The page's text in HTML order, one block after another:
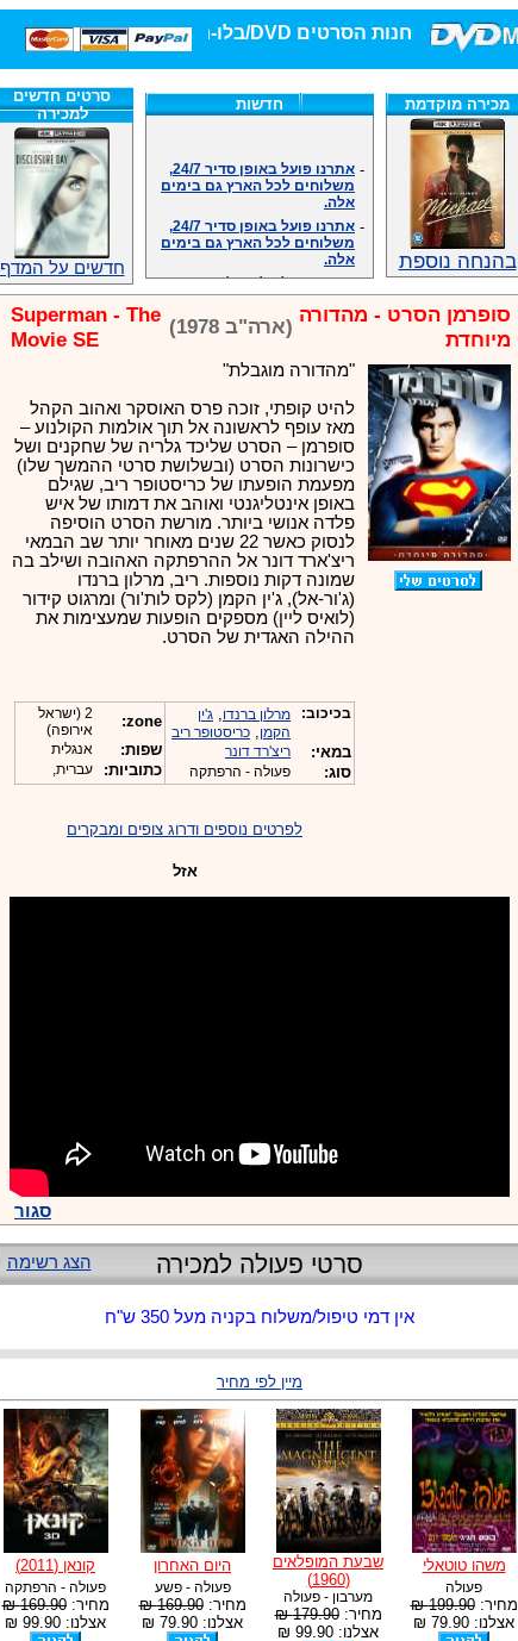
חנות הסרטים DVD/בלו-ריי/3D הגדולה ביותר!
מכירה מוקדמת
בהנחה נוספת
חדשות
משלוחים לכל הארץ גם בימים
אלה.
משלוחים לכל הארץ גם בימים
אלה.
אנחנו כאן לכול שאלה וזמינים
במענה הטלפוני שלנו.ובמייל
.האתר לרשותכם פעיל 24/7
-מענה טלפוני: 09-7652392
זמינים במייל ובטלפון. האתר
צוות דיוידי מאסטר ישיר.
אנחנו כאן לכול שאלה וזמינים
במענה הטלפוני שלנו.ובמייל
.האתר לרשותכם 24/7
מענה טלפוני: 09-7652392
צוות דיוידי מאסטר ישיר.
סרטים חדשים
למכירה
חדשים על המדף
סופרמן הסרט - מהדורה
מיוחדת
(ארה"ב 1978)
Superman - The
Movie SE
"מהדורה מוגבלת"
להיט קופתי, זוכה פרס האוסקר ואהוב הקהל
מאז עופף לראשונה אל תוך אולמות הקולנוע –
סופרמן – הסרט שליכד גלריה של שחקנים ושל
כישרונות הסרט (ובשלושת סרטי ההמשך שלו)
מפעמת הופעתו של כריסטופר ריב, שגילם
באופן אינטליגנטי ואוהב את דמותו של איש
פלדה אנושי ביותר. מורשת הסרט הוסיפה
לנסוק כאשר 22 שנים מאוחר יותר שב הבמאי
ריצ'ארד דונר אל ההרפתקה האהובה ושילב בה
שמונה דקות נוספות. ריב, מרלון ברנדו
(ג'ור-אל), ג'ין הקמן (לקס לות'ור) ומרגוט קידור
(לואיס ליין) מספקים הופעות שמעצימות את
ההילה האגדית של הסרט.
בכיכוב: מרלון ברנדו, ג'ין
הקמן, כריסטופר ריב
במאי: ריצ'רד דונר
סוג: פעולה - הרפתקה
zone:
2 (ישראל
אירופה)
שפות: אנגלית
כתוביות: עברית,
לפרטים נוספים ודרוג צופים ומבקרים
אזל
סגור
הצג רשימה סרטי פעולה למכירה
אין דמי טיפול/משלוח בקניה מעל 350 ש"ח
מיין לפי מחיר
משהו טוטאלי
פעולה
מחיר:199.90 ₪
אצלנו: 79.90 ₪
שבעת המופלאים
(1960)
מערבון - פעולה
מחיר:179.90 ₪
אצלנו: 99.90 ₪
היום האחרון
פעולה - פשע
מחיר:169.90 ₪
אצלנו: 79.90 ₪
קונאן (2011)
פעולה - הרפתקה
מחיר:169.90 ₪
אצלנו: 99.90 ₪